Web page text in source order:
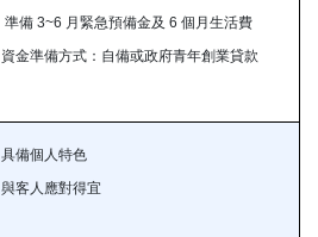
準備 3~6 月緊急預備金及 6 個月生活費
資金準備方式：自備或政府青年創業貸款
具備個人特色
與客人應對得宜